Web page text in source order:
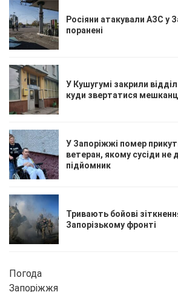
Росіяни атакували АЗС у
поранені
У Кушугумі закрили
куди звертатися
У Запоріжжі помер
ветеран, якому сусіди не
підйомник
Тривають бойові
Запорізькому фронті
Погода
Запоріжжя